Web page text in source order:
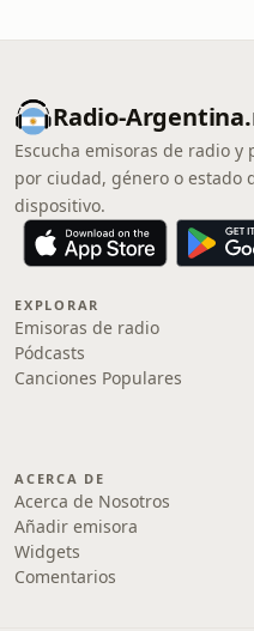
Radio-
Escucha emisoras de radio
por ciudad, género o
dispositivo.
EXPLORAR
Emisoras de radio
Pódcasts
Canciones Populares
ACERCA DE
Acerca de Nosotros
Añadir emisora
Widgets
Comentarios